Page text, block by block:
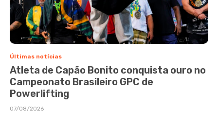
Últimas notícias
Atleta de Capão Bonito conquista ouro no
Campeonato Brasileiro GPC de
Powerlifting
07/08/2026